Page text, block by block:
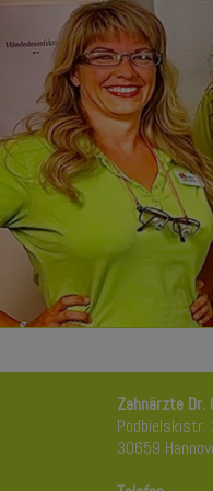
Zahnärzte Dr.
Podbielskistr.
30659